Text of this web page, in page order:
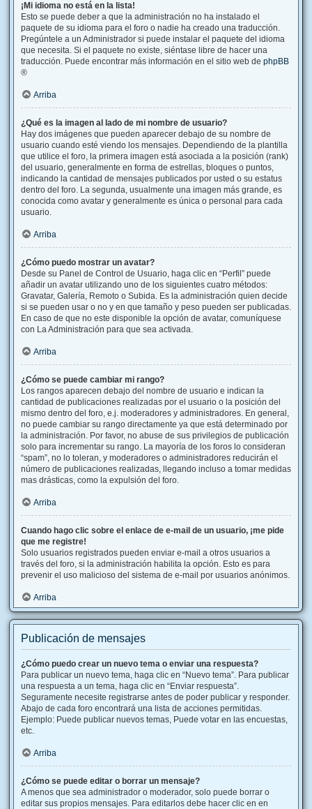
¡Mi idioma no está en la lista!
Esto se puede deber a que la administración no ha instalado el
paquete de su idioma para el foro o nadie ha creado una traducción.
Pregúntele a un Administrador si puede instalar el paquete del idioma
que necesita. Si el paquete no existe, siéntase libre de hacer una
traducción. Puede encontrar más información en el sitio web de phpBB
®
Arriba
¿Qué es la imagen al lado de mi nombre de usuario?
Hay dos imágenes que pueden aparecer debajo de su nombre de
usuario cuando esté viendo los mensajes. Dependiendo de la plantilla
que utilice el foro, la primera imagen está asociada a la posición (rank)
del usuario, generalmente en forma de estrellas, bloques o puntos,
indicando la cantidad de mensajes publicados por usted o su estatus
dentro del foro. La segunda, usualmente una imagen más grande, es
conocida como avatar y generalmente es única o personal para cada
usuario.
Arriba
¿Cómo puedo mostrar un avatar?
Desde su Panel de Control de Usuario, haga clic en “Perfil” puede
añadir un avatar utilizando uno de los siguientes cuatro métodos:
Gravatar, Galería, Remoto o Subida. Es la administración quien decide
si se pueden usar o no y en que tamaño y peso pueden ser publicadas.
En caso de que no este disponible la opción de avatar, comuníquese
con La Administración para que sea activada.
Arriba
¿Cómo se puede cambiar mi rango?
Los rangos aparecen debajo del nombre de usuario e indican la
cantidad de publicaciones realizadas por el usuario o la posición del
mismo dentro del foro, e.j. moderadores y administradores. En general,
no puede cambiar su rango directamente ya que está determinado por
la administración. Por favor, no abuse de sus privilegios de publicación
solo para incrementar su rango. La mayoría de los foros lo consideran
“spam”, no lo toleran, y moderadores o administradores reducirán el
número de publicaciones realizadas, llegando incluso a tomar medidas
mas drásticas, como la expulsión del foro.
Arriba
Cuando hago clic sobre el enlace de e-mail de un usuario, ¡me pide
que me registre!
Solo usuarios registrados pueden enviar e-mail a otros usuarios a
través del foro, si la administración habilita la opción. Esto es para
prevenir el uso malicioso del sistema de e-mail por usuarios anónimos.
Arriba
Publicación de mensajes
¿Cómo puedo crear un nuevo tema o enviar una respuesta?
Para publicar un nuevo tema, haga clic en “Nuevo tema”. Para publicar
una respuesta a un tema, haga clic en “Enviar respuesta”.
Seguramente necesite registrarse antes de poder publicar y responder.
Abajo de cada foro encontrará una lista de acciones permitidas.
Ejemplo: Puede publicar nuevos temas, Puede votar en las encuestas,
etc.
Arriba
¿Cómo se puede editar o borrar un mensaje?
A menos que sea administrador o moderador, solo puede borrar o
editar sus propios mensajes. Para editarlos debe hacer clic en en